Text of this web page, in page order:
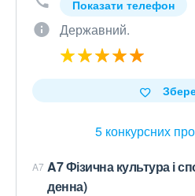
Показати телефон
Державний.
5 конкурсних
A7 A7 Фізична культура і
денна)